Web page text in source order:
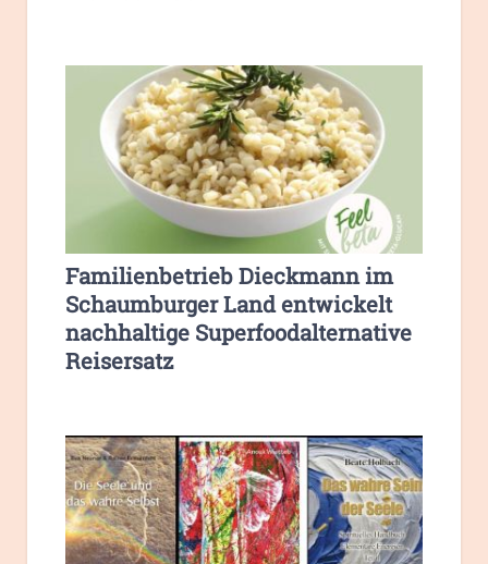
Familienbetrieb Dieckmann im
Schaumburger Land entwickelt
nachhaltige Superfoodalternative
Reisersatz